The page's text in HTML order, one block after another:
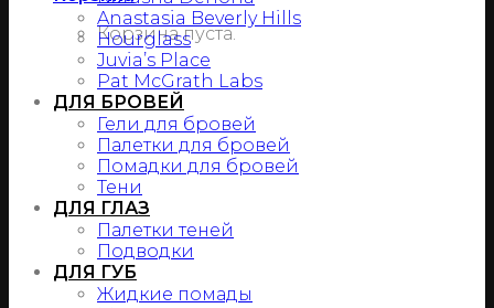
Корзина пуста.
Anastasia Beverly Hills
Hourglass
Juvia’s Place
Pat McGrath Labs
ДЛЯ БРОВЕЙ
Гели для бровей
Палетки для бровей
Помадки для бровей
Тени
ДЛЯ ГЛАЗ
Палетки теней
Подводки
ДЛЯ ГУБ
Жидкие помады